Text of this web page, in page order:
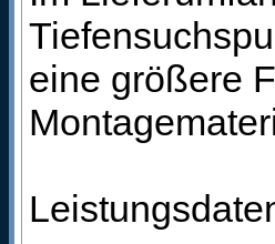
eine größere